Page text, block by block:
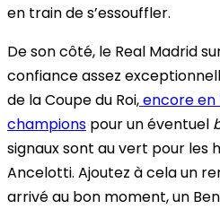
en train de s’essouffler.
De son côté, le Real Madrid
confiance assez
de la Coupe du Roi,encore en
champions pour un éventuel
signaux sont au vert pour les
Ancelotti. Ajoutez à cela un
arrivé au bon moment, un